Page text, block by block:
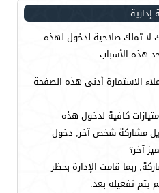
إدارية
لا تملك صلاحية لدخول لهذه
هذه الأسباب:
الاستمارة أدنى هذه الصفحة
كافية لدخول هذه
مشاركة شخص آخر, دخول
آخر؟
ربما قامت الإدارة بحظر
تفعيله بعد.